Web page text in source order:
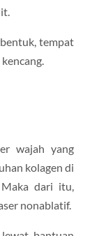
tempat
wajah yang
kolagen di
dari itu,
nonablatif.